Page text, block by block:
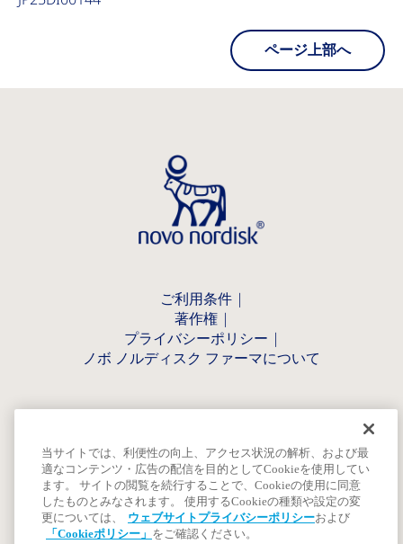
ページ上部へ
ご利用条件
著作権
プライバシーポリシー
ノボ ノルディスク ファーマについて
当サイトでは、利便性の向上、アクセス状況の解析、および最
適なコンテンツ・広告の配信を目的としてCookieを使用してい
ます。 サイトの閲覧を続行することで、Cookieの使用に同意
したものとみなされます。 使用するCookieの種類や設定の変
更については、
ウェブサイトプライバシーポリシーおよび
「Cookieポリシー」 をご確認ください。